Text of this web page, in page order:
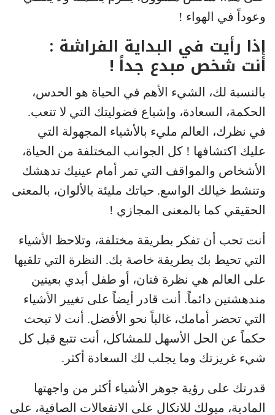
وعوداً في الهواء !
إذا رأيت في البداية الفراشة :
أنت شخص مبدع جداً !
بالنسبة لك، الشيء الأهم في الحياة هو الحدس،
الحكمة، السعادة، وإشباع فضوليتك التي لا تتعب.
في نظرك، العالم مليء بالأشياء المجهولة التي
عليك اكتشافها ! كل الجوانب المختلفة من الحياة،
الأشخاص والمواقف التي تمر أمام عينيك تدهشك
وتنشط خيالك الواسع. حياتك مليئة بالألوان، بالمعنى
الحقيقي كما بالمعنى المجازي !
أنت تحب أن تفكر بطريقة مختلفة، وتلاحظ الأشياء
التي تحيط بك بطريقة خاصة بك. النظرة التي تلقيها
على العالم هي نظرة فنان، أو طفل أبدي بعينين
مندهشتين دائماً. أنت قادر أيضاً على تغيير الأشياء
التي تحضر أمامك، غالباً نحو الأفضل. أنت لا تبحث
حكماً عن الحل الأسهل للمشاكل، أنت تتبع قبل كل
شيء غريزتك وما يجلب لك السعادة أكثر.
قدرتك على رؤية جوهر الأشياء أكثر من واجهتها
المادية، ميولك للاتكال على الانفعالات الصافية، على